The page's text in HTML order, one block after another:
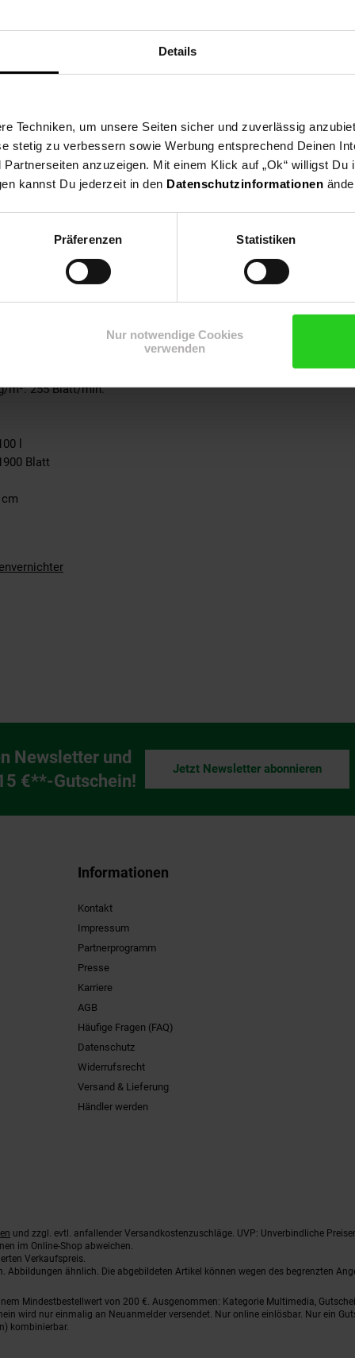
Details
Techniken, um unsere Seiten sicher und zuverlässig
stetig zu verbessern sowie Werbung entsprechend Deinen
anzuzeigen. Mit einem Klick auf „Ok“ willigst Du
kannst Du jederzeit in den Datenschutzinformationen
Präferenzen Statistiken
Nur notwendige Cookies
verwenden
feinste Partikel
mm
1): 5 cm
P-6 / F-3
m²: 255 Blatt/min.
l
Blatt
Newsletter und
€**-Gutschein!
Jetzt Newsletter abonnieren
Informationen
Kontakt
Impressum
Partnerprogramm
Presse
Karriere
AGB
Häufige Fragen (FAQ)
Datenschutz
Widerrufsrecht
Versand & Lieferung
Händler werden
und zzgl. evtl. anfallender Versandkostenzuschläge. UVP: Unverbindliche
im Online-Shop abweichen.
Verkaufspreis.
ähnlich. Die abgebildeten Artikel können wegen des begrenzten
Mindestbestellwert von 200 €. Ausgenommen: Kategorie Multimedia,
wird nur einmalig an Neuanmelder versendet. Nur online einlösbar. Nur ein
kombinierbar.